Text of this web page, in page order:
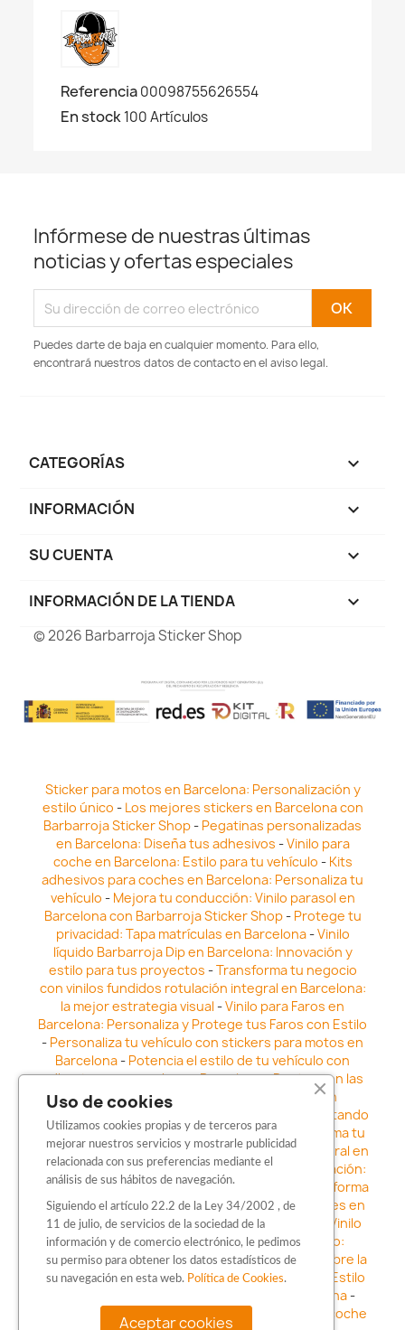
Referencia00098755626554
En stock100 Artículos
Infórmese de nuestras últimas
noticias y ofertas especiales
Puedes darte de baja en cualquier momento. Para ello,
encontrará nuestros datos de contacto en el aviso legal.
CATEGORÍAS 
INFORMACIÓN 
SU CUENTA 
INFORMACIÓN DE LA TIENDA keyboard_arrow_down
© 2026 Barbarroja Sticker Shop
Sticker para motos en Barcelona: Personalización y
estilo único - Los mejores stickers en Barcelona con
Barbarroja Sticker Shop- Pegatinas personalizadas
en Barcelona: Diseña tus adhesivos -Vinilo para
coche en Barcelona: Estilo para tu vehículo - Kits
adhesivos para coches en Barcelona: Personaliza tu
vehículo - Mejora tu conducción: Vinilo parasol en
Barcelona con Barbarroja Sticker Shop- Protege tu
privacidad: Tapa matrículas en Barcelona-Vinilo
líquido Barbarroja Dip en Barcelona: Innovación y
estilo para tus proyectos -Transforma tu negocio
con vinilos fundidos rotulación integral en Barcelona:
la mejor estrategia visual -Vinilo para Faros en
Barcelona: Personaliza y Protege tus Faros con Estilo
- Personaliza tu vehículo con stickers para motos en
Barcelona- Potencia el estilo de tu vehículo con
adhesivos para coche en Barcelona-Destaca en las
calles: Los Mejores stickers para coches en
Vinilo para faros en Barcelona: Resaltando
la Estética y Seguridad del Automóvil- Transforma tu
vehículo con los vinilos fundidos rotulación integral en
Barcelona-Explora la Innovación en Personalización:
Vinilo líquido barbarroja dip en Barcelona
Transforma
tu vehículo con estilo: Kits adhesivos para coches en
Barcelona-Personaliza tu vehículo con estilo: Vinilo
para coche en Barcelona-Destaca con Estilo:
Pegatinas personalizadas en Barcelona -Descubre la
distinción: Los Mejores stickers en Barcelona
Estilo
en movimiento: Sticker para motos en Barcelona-
Personalización sobre ruedas: Adhesivos para coche
Uso de cookies
Utilizamos cookies propias y de terceros para
mejorar nuestros servicios y mostrarle publicidad
relacionada con sus preferencias mediante el
análisis de sus hábitos de navegación.
Siguiendo el artículo 22.2 de la Ley 34/2002 , de
11 de julio, de servicios de la sociedad de la
información y de comercio electrónico, le pedimos
su permiso para obtener los datos estadísticos de
su navegación en esta web. Política de Cookies.
Aceptar cookies